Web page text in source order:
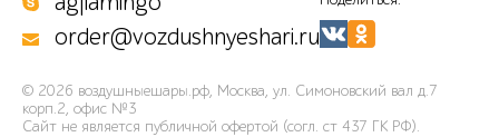
order@vozdushnyeshari.ru
© 2026 воздушныешары.рф, Москва, ул. Симоновский вал д.7
корп.2, офис №3
Сайт не является публичной офертой (согл. ст 437 ГК РФ).